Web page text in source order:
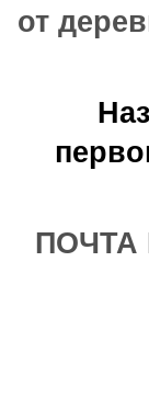
от
ПОЧТА